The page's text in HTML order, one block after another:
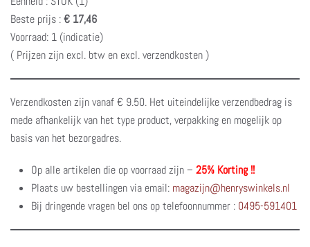
Beste prijs :€ 17,46
Voorraad: 1 (indicatie)
( Prijzen zijn excl. btw en excl. verzendkosten )
Verzendkosten zijn vanaf € 9.50. Het uiteindelijke verzendbedrag is
mede afhankelijk van het type product, verpakking en mogelijk op
basis van het bezorgadres.
Op alle artikelen die op voorraad zijn – 25% Korting !!
Plaats uw bestellingen via email: magazijn@henryswinkels.nl
Bij dringende vragen bel ons op telefoonnummer : 0495-591401